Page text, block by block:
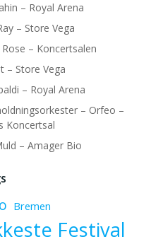
– Royal Arena
– Store Vega
– Koncertsalen
– Store Vega
– Royal Arena
– Orfeo –
Koncertsal
– Amager Bio
Bremen
Festival